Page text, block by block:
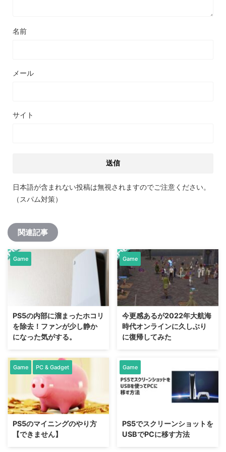
名前
メール
サイト
日本語が含まれない投稿は無視されますのでご注意ください。
（スパム対策）
関連記事
Game
PS5の内部に溜まったホコリ
を除去！ファンが少し静か
になった気がする。
Game
今更感あるが2022年大航海
時代オンラインに久しぶり
に復帰してみた
Game PC & Gadget
PS5のマイニングのやり方
【できません】
Game
PS5でスクリーンショットを
USBでPCに移す方法